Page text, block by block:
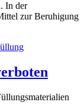
In der
zur Beruhigung